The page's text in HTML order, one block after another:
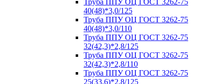
Труба ППУ ОЦ ГОСТ 3262-75
40(48)*3,0/125
Труба ППУ ОЦ ГОСТ 3262-75
40(48)*3,0/110
Труба ППУ ОЦ ГОСТ 3262-75
32(42,3)*2,8/125
Труба ППУ ОЦ ГОСТ 3262-75
32(42,3)*2,8/110
Труба ППУ ОЦ ГОСТ 3262-75
25(33,6)*2,8/125